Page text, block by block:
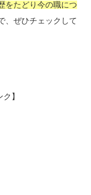
をたどり今の職につ
、ぜひチェックして
】